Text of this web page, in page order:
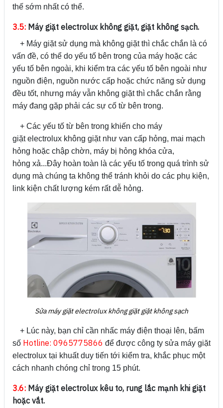
thế sớm nhất có thể.
3.5: Máy giặt electrolux không giặt, giặt không sạch.
+ Máy giặt sử dụng mà không giặt thì chắc chắn là có
vấn đề, có thể do yếu tố bên trong của máy hoặc các
yếu tố bên ngoài, khi kiểm tra các yếu tố bên ngoài như
nguồn điện, nguồn nước cấp hoặc chức năng sử dụng
đều tốt, nhưng máy vẫn không giặt thì chắc chắn rằng
máy đang gặp phải các sự cố từ bên trong.
+ Các yếu tố từ bên trong khiến cho máy
giặt electrolux không giặt như van cấp hỏng, mai mạch
hỏng hoặc chập chờn, máy bị hỏng khóa cửa,
hỏng xả...Đây hoàn toàn là các yếu tố trong quá trình sử
dụng mà chúng ta không thể tránh khỏi do các phụ kiện,
link kiện chất lượng kém rất dễ hỏng.
Sửa máy giặt electrolux không giặt giặt không sạch
+ Lúc này, bạn chỉ cần nhấc máy điện thoại lên, bấm
số Hotline: 0965775866 để được công ty sửa máy giặt
electrolux tại khuất duy tiến tới kiểm tra, khắc phục một
cách nhanh chóng chỉ trong 15 phút.
3.6: Máy giặt electrolux kêu to, rung lắc mạnh khi giặt
hoặc vắt.